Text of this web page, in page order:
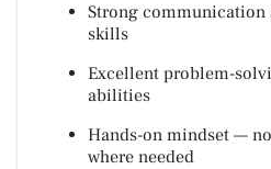
Strong communication
skills
Excellent problem-
abilities
Hands-on mindset —
where needed